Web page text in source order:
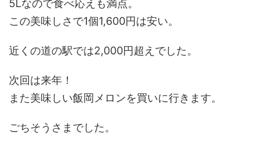
5Lなので食べ応えも満点。
この美味しさで1個1,600円は安い。
近くの道の駅では2,000円超えでした。
次回は来年！
また美味しい飯岡メロンを買いに行きます。
ごちそうさまでした。